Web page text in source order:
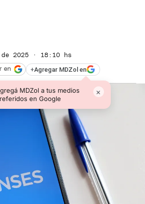
2025 · 18:10 hs
+Agregar MDZol en
MDZol a tus medios
en Google
×
en